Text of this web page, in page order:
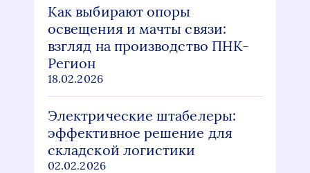
Как выбирают опоры
освещения и мачты связи:
взгляд на производство ПНК-
Регион
18.02.2026
Электрические штабелеры:
эффективное решение для
складской логистики
02.02.2026